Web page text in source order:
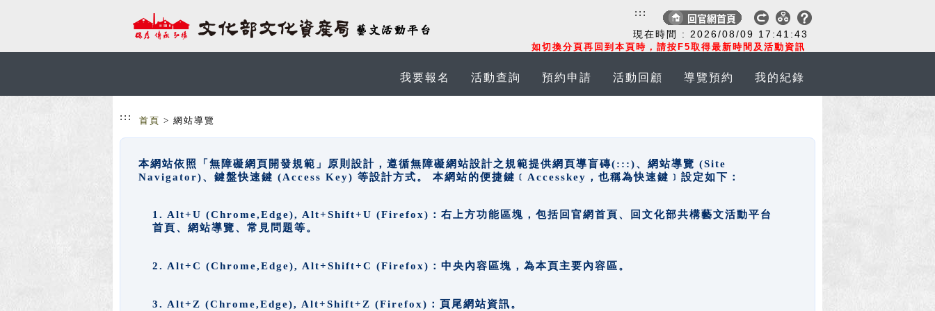
現在時間 : 2026/08/09 17:41:43
如切換分頁再回到本頁時，請按F5取得最新時間及活動資訊
:::
我要報名 活動查詢 預約申請 活動回顧 導覽預約 我的紀錄
::: 首頁 > 網站導覽
本網站依照「無障礙網頁開發規範」原則設計，遵循無障礙網站設計之規範提供網頁導盲磚(:::)、網站導覽 (Site
Navigator)、鍵盤快速鍵 (Access Key) 等設計方式。 本網站的便捷鍵﹝Accesskey，也稱為快速鍵﹞設定如下：
1. Alt+U (Chrome,Edge), Alt+Shift+U (Firefox)：右上方功能區塊，包括回官網首頁、回文化部共構藝文活動平台
首頁、網站導覽、常見問題等。
2. Alt+C (Chrome,Edge), Alt+Shift+C (Firefox)：中央內容區塊，為本頁主要內容區。
3. Alt+Z (Chrome,Edge), Alt+Shift+Z (Firefox)：頁尾網站資訊。